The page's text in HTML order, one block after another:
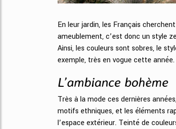
En leur jardin, les Français
ameublement, c’est donc un style
Ainsi, les couleurs sont sobres, le
exemple, très en vogue cette année.
L’ambiance bohème
Très à la mode ces dernières
motifs ethniques, et les éléments
l’espace extérieur. Teinté de